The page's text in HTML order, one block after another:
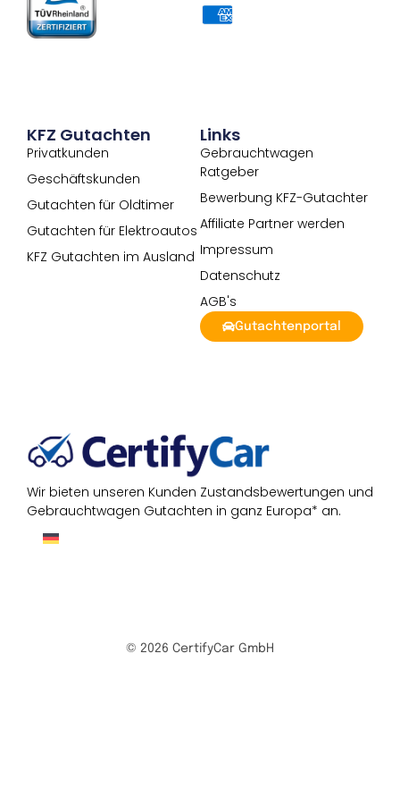
Wir bieten unseren Kunden Zustandsbewertungen und
Gebrauchtwagen Gutachten in ganz Europa* an.
Links
Gebrauchtwagen
Ratgeber
Bewerbung KFZ-Gutachter
Affiliate Partner werden
Impressum
Datenschutz
AGB's
Gutachtenportal
KFZ Gutachten
Privatkunden
Geschäftskunden
Gutachten für Oldtimer
Gutachten für Elektroautos
KFZ Gutachten im Ausland
© 2026 CertifyCar GmbH